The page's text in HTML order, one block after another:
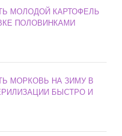
МОЛОДОЙ КАРТОФЕЛЬ
ПОЛОВИНКАМИ
МОРКОВЬ НА ЗИМУ В
БЫСТРО И